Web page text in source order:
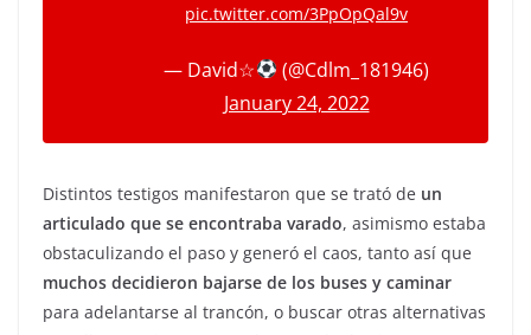
pic.twitter.com/3PpOpQal9v
— David☆
(@Cdlm_181946)
January 24, 2022
Distintos testigos manifestaron que se trató de un
articulado que se encontraba varado, asimismo estaba
obstaculizando el paso y generó el caos, tanto así que
muchos decidieron bajarse de los buses y caminar
para adelantarse al trancón, o buscar otras alternativas